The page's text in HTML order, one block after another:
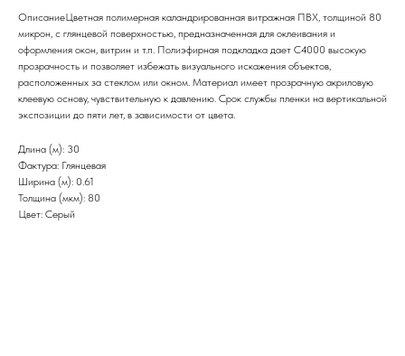
ОписаниеЦветная полимерная каландрированная витражная ПВХ, толщиной 80
микрон, с глянцевой поверхностью, предназначенная для оклеивания и
оформления окон, витрин и т.п. Полиэфирная подкладка дает С4000 высокую
прозрачность и позволяет избежать визуального искажения объектов,
расположенных за стеклом или окном. Материал имеет прозрачную акриловую
клеевую основу, чувствительную к давлению. Срок службы пленки на вертикальной
экспозиции до пяти лет, в зависимости от цвета.
Длина (м): 30
Фактура: Глянцевая
Ширина (м): 0.61
Толщина (мкм): 80
Цвет: Серый